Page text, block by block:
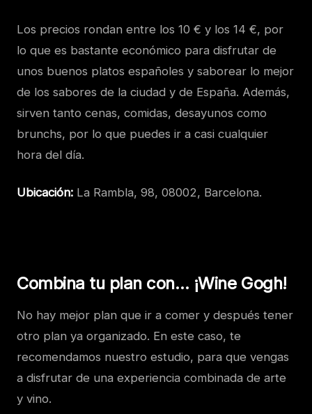
Los precios rondan entre los 10 € y los 14 €, por
lo que es bastante económico para disfrutar de
unos buenos platos españoles y saborear lo mejor
de los sabores de la ciudad y de España. Además,
sirven tanto cenas, comidas, desayunos como
brunchs, por lo que puedes ir a casi cualquier
hora del día.
Ubicación: La Rambla, 98, 08002, Barcelona.
Combina tu plan con… ¡Wine Gogh!
No hay mejor plan que ir a comer y después tener
otro plan ya organizado. En este caso, te
recomendamos nuestro estudio, para que vengas
a disfrutar de una experiencia combinada de arte
y vino.